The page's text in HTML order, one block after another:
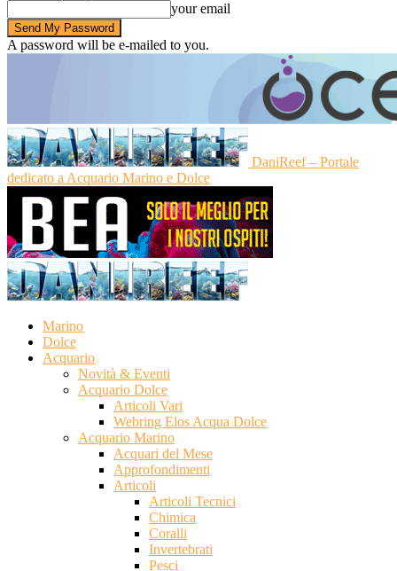
your email
A password will be e-mailed to you.
DaniReef – Portale
dedicato a Acquario Marino e Dolce
Marino
Dolce
Acquario
Novità & Eventi
Acquario Dolce
Articoli Vari
Webring Elos Acqua Dolce
Acquario Marino
Acquari del Mese
Approfondimenti
Articoli
Articoli Tecnici
Chimica
Coralli
Invertebrati
Pesci